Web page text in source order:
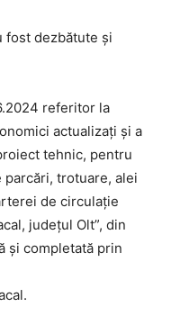
fost dezbătute şi
referitor la
actualizați și a
tehnic, pentru
trotuare, alei
de circulație
județul Olt”, din
și completată prin